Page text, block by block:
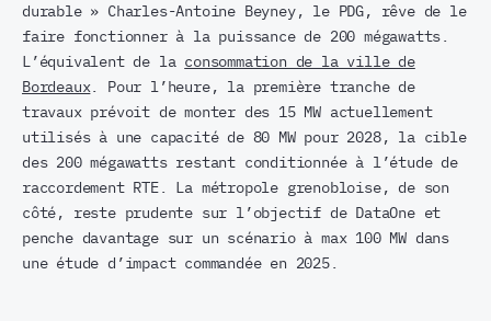
durable » Charles-Antoine Beyney, le PDG, rêve de le
faire fonctionner à la puissance de 200 mégawatts.
L’équivalent de la consommation de la ville de
Bordeaux. Pour l’heure, la première tranche de
travaux prévoit de monter des 15 MW actuellement
utilisés à une capacité de 80 MW pour 2028, la cible
des 200 mégawatts restant conditionnée à l’étude de
raccordement RTE. La métropole grenobloise, de son
côté, reste prudente sur l’objectif de DataOne et
penche davantage sur un scénario à max 100 MW dans
une étude d’impact commandée en 2025.